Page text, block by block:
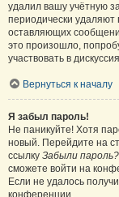
удалил вашу учётную
периодически удаляют
оставляющих
это произошло,
участвовать в
Вернуться к началу
Я забыл пароль!
Не паникуйте! Хотя
новый. Перейдите на
ссылку Забыли пароль?
сможете войти на
Если не удалось
конференции.